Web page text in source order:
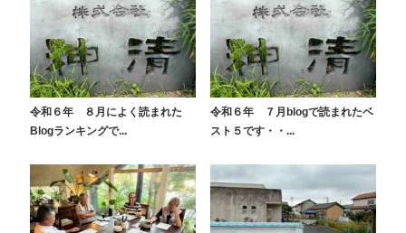
令和６年 ８月によく読まれた
Blogランキングで...
令和６年 ７月blogで読まれたベ
スト５です・・...